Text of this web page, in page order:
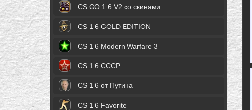
CS GO 1.6 V2 со скинами
CS 1.6 GOLD EDITION
CS 1.6 Modern Warfare 3
CS 1.6 СССР
CS 1.6 от Путина
CS 1.6 Favorite